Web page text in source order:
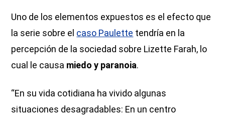
Uno de los elementos expuestos es el efecto que
la serie sobre el caso Paulette tendría en la
percepción de la sociedad sobre Lizette Farah, lo
cual le causa miedo y paranoia.
“En su vida cotidiana ha vivido algunas
situaciones desagradables: En un centro